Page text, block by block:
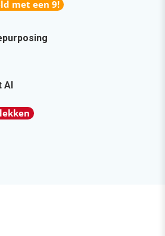
met een 9!
AI